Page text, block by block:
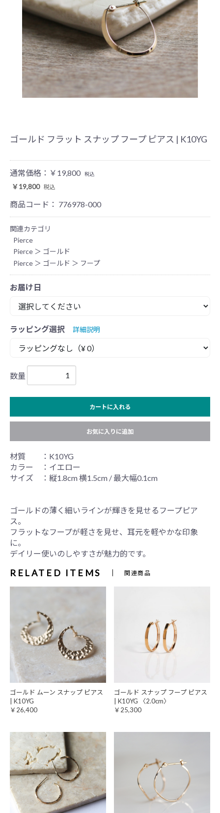
ゴールド フラット スナップ フープ ピアス | K10YG
通常価格： ￥19,800 税込
￥19,800 税込
商品コード： 776978-000
関連カテゴリ
Pierce
Pierce ＞ ゴールド
Pierce ＞ ゴールド ＞ フープ
お届け日
ラッピング選択 詳細説明
数量
カートに入れる
お気に入りに追加
材質 ：K10YG
カラー ：イエロー
サイズ ：縦1.8cm 横1.5cm / 最大幅0.1cm
ゴールドの薄く細いラインが輝きを見せるフープピア
ス。
フラットなフープが軽さを見せ、耳元を軽やかな印象
に。
デイリー使いのしやすさが魅力的です。
RELATED ITEMS 関連商品
ゴールド ムーン スナップ ピアス
| K10YG
￥26,400
ゴールド スナップ フープ ピアス
| K10YG 〈2.0cm〉
￥25,300